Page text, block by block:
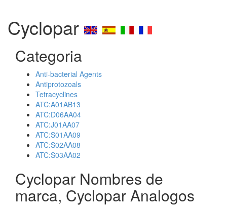
Cyclopar
Categoria
Anti-bacterial Agents
Antiprotozoals
Tetracyclines
ATC:A01AB13
ATC:D06AA04
ATC:J01AA07
ATC:S01AA09
ATC:S02AA08
ATC:S03AA02
Cyclopar Nombres de
marca, Cyclopar Analogos